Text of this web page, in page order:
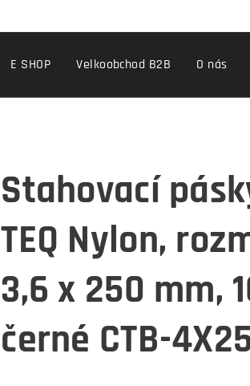
E SHOP Velkoobchod B2B O nás
Stahovací
TEQ Nylon,
3,6 x 250 mm,
černé CTB-